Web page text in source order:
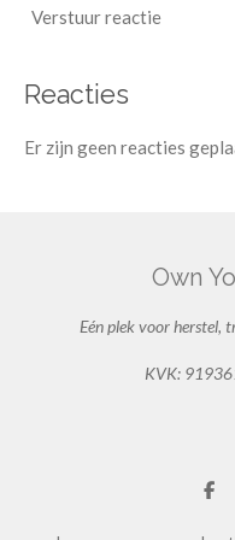
Verstuur reactie
Reacties
Er zijn geen reacties
Own
Eén plek voor herstel,
KVK:
D